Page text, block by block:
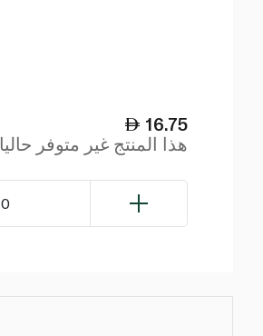
16.75
هذا المنتج غير متوفر حاليا
0